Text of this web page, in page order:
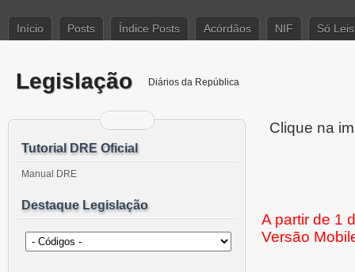
Início Posts Índice Posts Acórdãos NIF Só Leis
Legislação Diários da República
Clique na
A partir de 1
Versão
Tutorial DRE Oficial
Manual DRE
Destaque Legislação